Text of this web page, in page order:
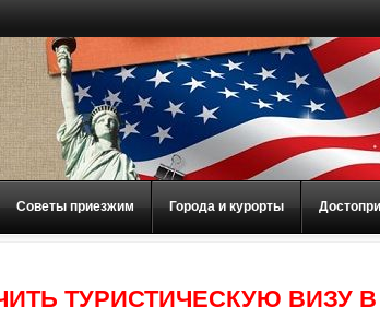
Советы приезжим Города и курорты
ТУРИСТИЧЕСКУЮ ВИЗУ